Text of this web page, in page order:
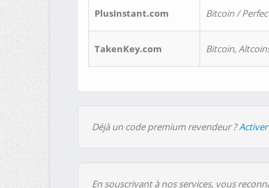
PlusInstant.com Bitcoin /
TakenKey.com Bitcoin,
Déjà un code premium revendeur ?
En souscrivant à nos services, vous